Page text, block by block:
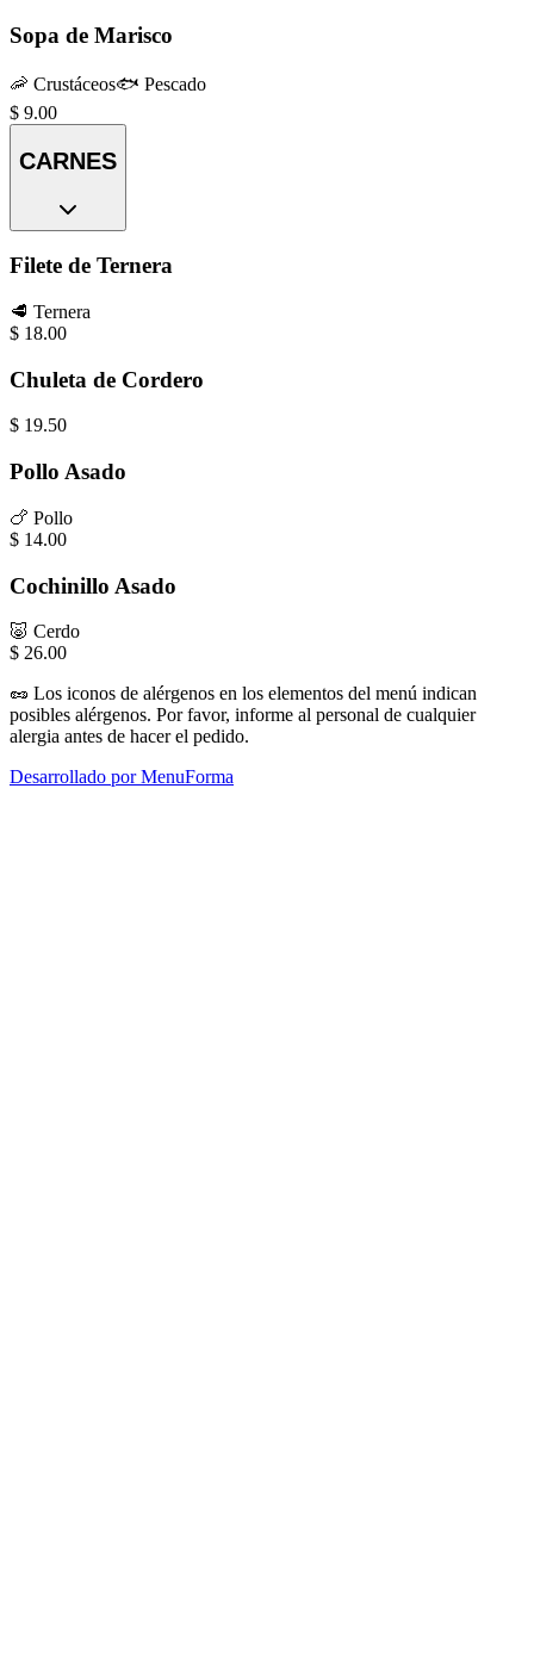
Sopa de Marisco
🦐 Crustáceos🐟 Pescado
$ 9.00
CARNES
Filete de Ternera
🥩 Ternera
$ 18.00
Chuleta de Cordero
$ 19.50
Pollo Asado
🍗 Pollo
$ 14.00
Cochinillo Asado
🐷 Cerdo
$ 26.00
🥜 Los iconos de alérgenos en los elementos del menú indican
posibles alérgenos. Por favor, informe al personal de cualquier
alergia antes de hacer el pedido.
Desarrollado por MenuForma